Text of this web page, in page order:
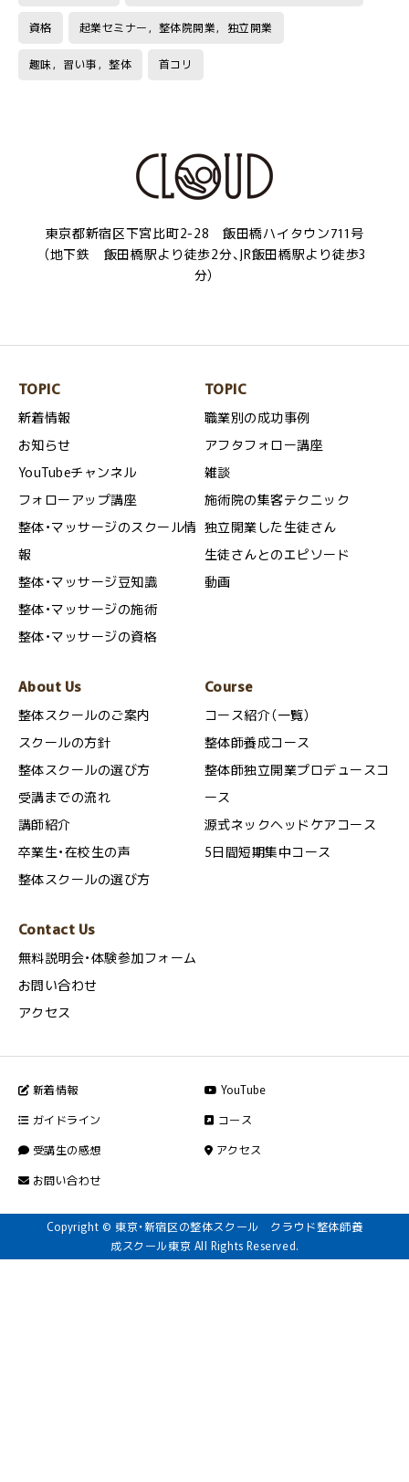
資格 起業セミナー，整体院開業，独立開業
趣味，習い事，整体 首コリ
東京都新宿区下宮比町2-28 飯田橋ハイタウン711号
（地下鉄 飯田橋駅より徒歩2分、JR飯田橋駅より徒歩3
分）
TOPIC
新着情報
お知らせ
YouTubeチャンネル
フォローアップ講座
整体・マッサージのスクール情
報
整体・マッサージ豆知識
整体・マッサージの施術
整体・マッサージの資格
TOPIC
職業別の成功事例
アフタフォロー講座
雑談
施術院の集客テクニック
独立開業した生徒さん
生徒さんとのエピソード
動画
About Us
整体スクールのご案内
スクールの方針
整体スクールの選び方
受講までの流れ
講師紹介
卒業生・在校生の声
整体スクールの選び方
Course
コース紹介（一覧）
整体師養成コース
整体師独立開業プロデュースコ
ース
源式ネックヘッドケアコース
5日間短期集中コース
Contact Us
無料説明会・体験参加フォーム
お問い合わせ
アクセス
新着情報
YouTube
ガイドライン
コース
受講生の感想
アクセス
お問い合わせ
Copyright © 東京・新宿区の整体スクール クラウド整体師養
成スクール東京 All Rights Reserved.